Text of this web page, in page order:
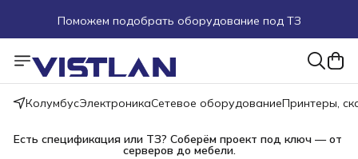
Поможем подобрать оборудование под ТЗ
Пуско-наладочные работы
Пришлите запрос на e-mail или в чат
Более 100 000 позиций в наличии и под заказ
КолумбусЭлектроникаСетевое оборудованиеПринтеры,
Есть спецификация или ТЗ? Соберём проект под ключ — от
серверов до мебели.